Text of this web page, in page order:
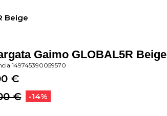
Beige
Gaimo GLOBAL5R Beige
149745390059570
€
€
-14%